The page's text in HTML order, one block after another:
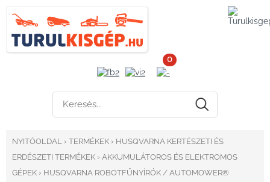
0
NYITÓOLDAL › TERMÉKEK › HUSQVARNA KERTÉSZETI ÉS
ERDÉSZETI TERMÉKEK › AKKUMULÁTOROS ÉS ELEKTROMOS
GÉPEK › HUSQVARNA ROBOTFŰNYÍRÓK / AUTOMOWER®